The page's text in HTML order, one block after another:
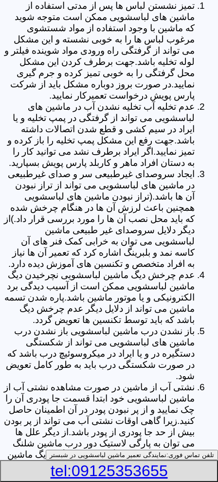
تمیز نشستن لباس ها پس از مدتی استفاده از
ماشین های لباسشویی ممکن است متوجه شوید
که ماشین با وجود استفاده از مواد شستشوی
مرغوب لباس ها را به خوبی نشسته و این مشکل
می تواند از گرفتگی راه ورودی مواد شوینده فیلتر و
لوله تخلیه باشد.جهت برطرف کردن این مشکل
محل گرفتگی را به خوبی تمیز کرده و جرم گیری
نمایید.در صورت بروز دوباره مشکل باید از شرکت
پارس پویش درخواست تعمیرکار نمایید.
عدم تخلیه آب تخلیه نشدن آب در ماشین های
لباسشویی می تواند از گرفتگی در پمپ تخلیه و یا
ایراد در سیم کشی و قطع شدن اتصالات داشته
باشد.جهت رفع این مشکل پمپ تخلیه را باز کرده و
تمیز نمایید.اگر ایراد برطرف نشد می توانید کار را
به دستان افراد ماهر و کاربلد پارس پویش بسپارید.
ایجاد سروصدای غیرطبیعی سر و صدای غیرطبیعی
در ماشین های لباسشویی می تواند از تراز نبودن
آن ها باشد.(تراز نبودن ماشین های لباسشویی
همچنین باعث لرزش آن ها در هنگام چرخش شده
که باید محل نصب آن ها را مورد بررسی قرار داد.)از
دیگر دلایل سروصدای غیر طبیعی ماشین
لباسشویی می توان به خرابی کمک فنر های آن
کاسه نمد و بلبرینگ اشاره کرد که تعمیر آن ها نیاز
به افراد متخصص و تکنسین های آموزش دیده دارد.
عدم چرخش دیگ ماشین لباسشویی نچرخیدن دیگ
ماشین لباسشویی ممکن است از آسیب دیدگی برد
الکترونیکی و یا موتور ماشین باشد.پاره شدن تسمه
ماشین می تواند از دلایل دیگر عدم چرخش دیگ
باشد که باید توسط تکنسین ها تعویض گردد.
باز نشدن درب ماشین لباسشویی باز نشدن درب
ماشین های لباسشویی می تواند از شکستگی
دستگیره در و یا ایراد در میکروسوئیچ درب باشد که
در صورت شکستگی درب باید به طور کامل تعویض
شود.
نشتی آب از ماشین در صورت مشاهده نشتی آب از
ماشین لباسشویی خود ابتدا قسمت جا پودری آن را
چک نمایید و از پر نبودن پودر در آن اطمینان حاصل
کنید.زیرا گاهی اوقات نشتی آب می تواند از پر بودن
بیش از حد جا پودری از پودر باشد.از دیگر علل ها
می توان به پارگی لاستیک دور درب ماشین شلنگ
تخلیه خرطومی زیر دیگ و یا شکستگی دیگ ماشین
های لباسشویی اشاره کرد.
خشک نکردن لباس ها یکی از بیشترین علل های
تلفن تماس فوری:نمایندگی تعمیر ماشین لباسشویی در شبستر
tel:09125353655